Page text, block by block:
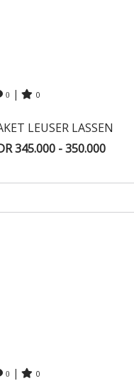
0 | 0
LEUSER LASSEN
345.000 - 350.000
0 | 0